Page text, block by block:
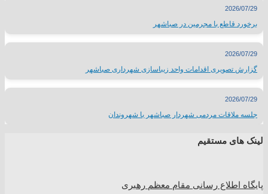
2026/07/29
برخورد قاطع با مجرمین در صباشهر
2026/07/29
گزارش تصویری اقدامات واحد زیباسازی شهرداری صباشهر
2026/07/29
جلسه ملاقات مردمی شهردار صباشهر با شهروندان
لینک های مستقیم
پایگاه اطلاع رسانی مقام معظم رهبری